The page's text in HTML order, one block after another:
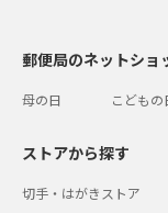
郵便局のネットショ
母の日 こどもの
ストアから探す
切手・はがきストア